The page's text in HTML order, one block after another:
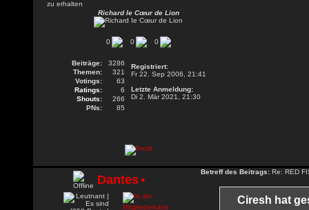
Richard Ie Cœur de Lion
0 0 0
Beiträge:
3286
Themen:
321
Votings:
63
Ratings:
6
Shouts:
266
PNs:
85
Registriert:
Fr 22. Sep 2006, 21:41
Letzte Anmeldung:
Di 2. Mär 2021, 21:30
Dantes•
Betreff des Beitrags: Re: RED
Ciresh hat